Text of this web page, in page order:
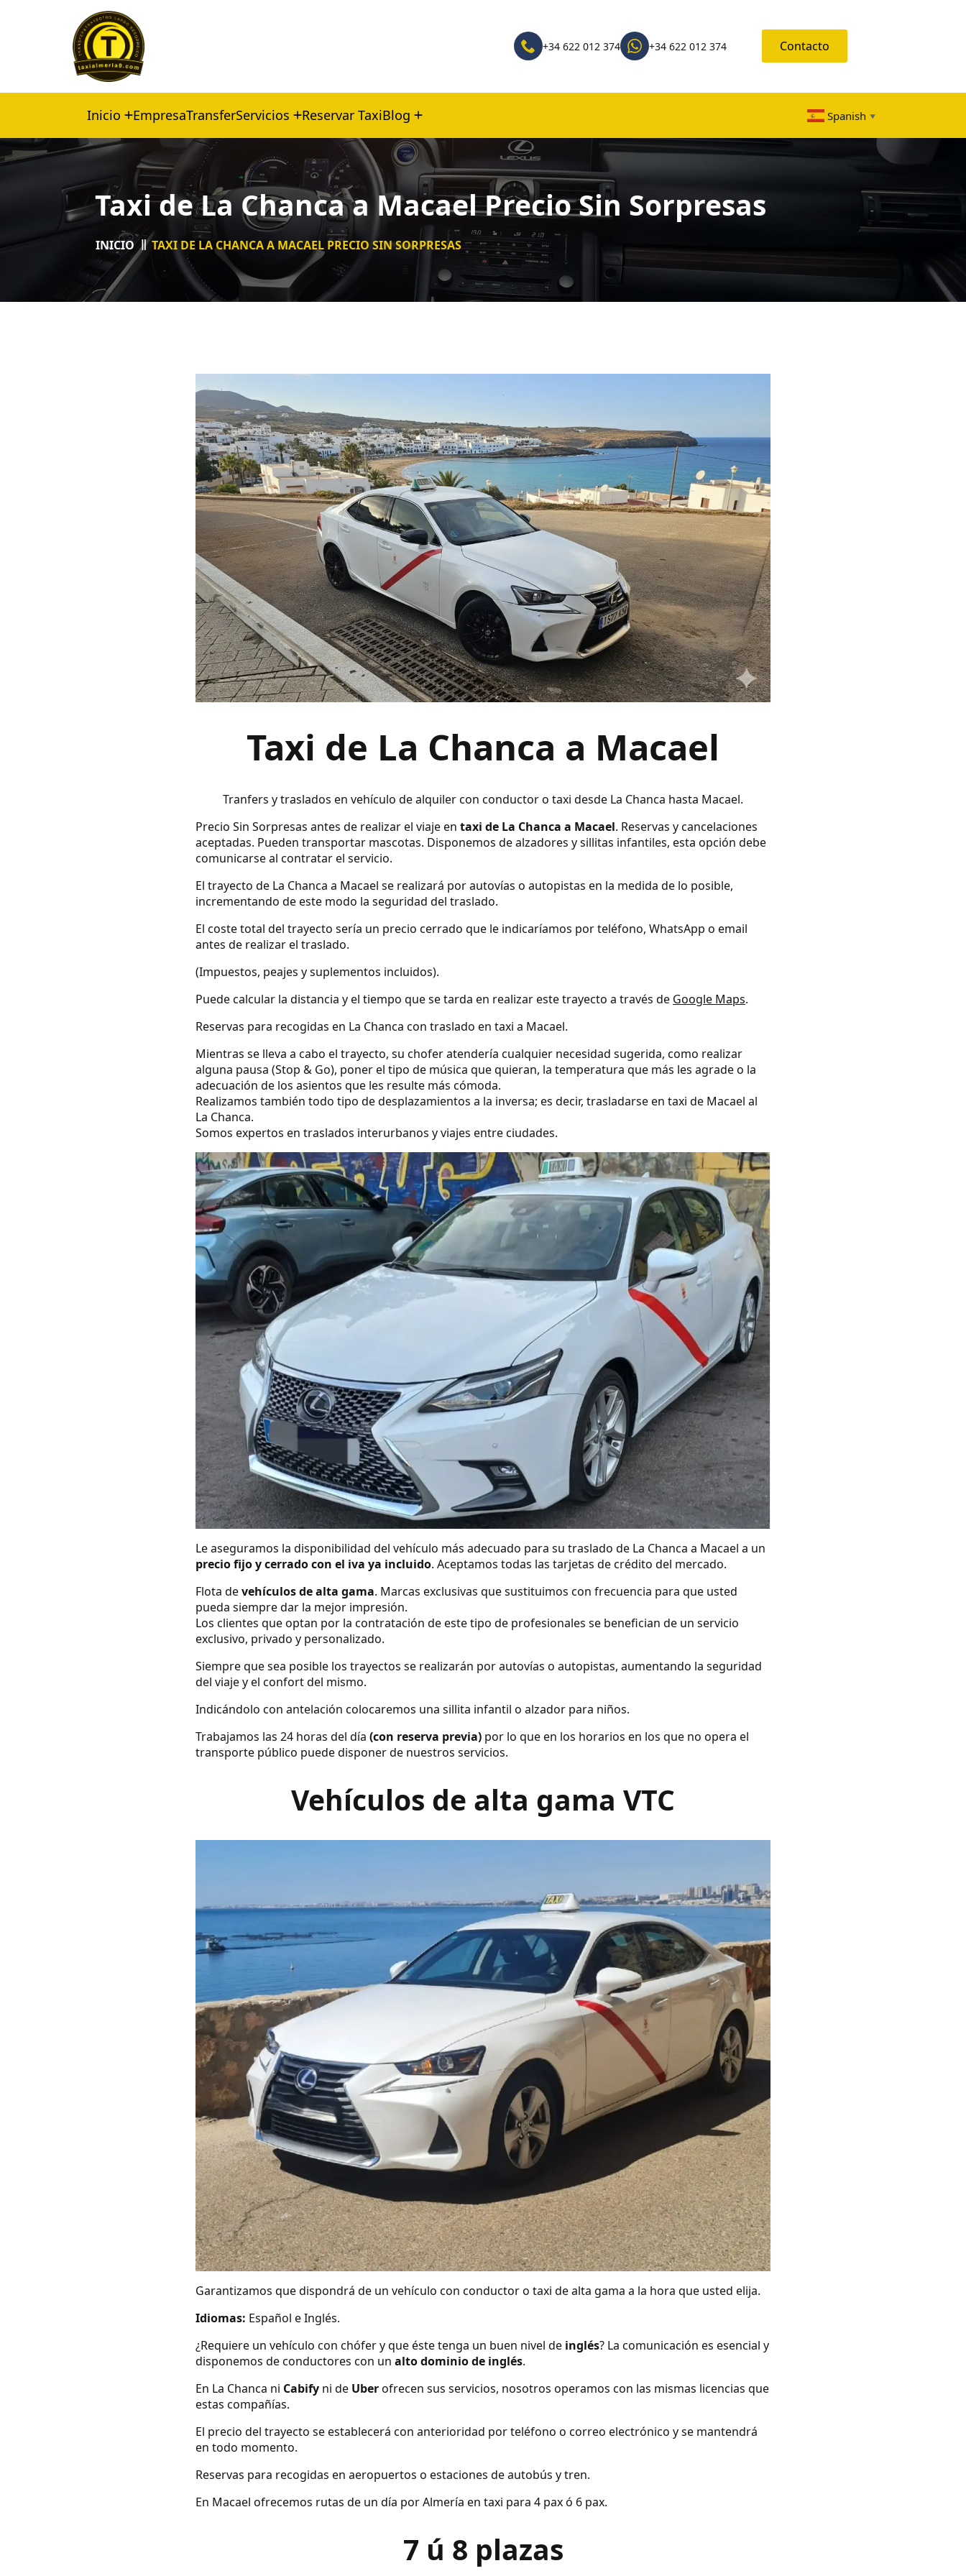
+34 622 012 374 +34 622 012 374 Contacto
Inicio EmpresaTransferServicios Reservar TaxiBlog Spanish ▼
Taxi de La Chanca a Macael Precio Sin Sorpresas
INICIO TAXI DE LA CHANCA A MACAEL PRECIO SIN SORPRESAS
Taxi de La Chanca a Macael
Tranfers y traslados en vehículo de alquiler con conductor o taxi desde La Chanca hasta Macael.
Precio Sin Sorpresas antes de realizar el viaje en taxi de La Chanca a Macael. Reservas y cancelaciones
aceptadas. Pueden transportar mascotas. Disponemos de alzadores y sillitas infantiles, esta opción debe
comunicarse al contratar el servicio.
El trayecto de La Chanca a Macael se realizará por autovías o autopistas en la medida de lo posible,
incrementando de este modo la seguridad del traslado.
El coste total del trayecto sería un precio cerrado que le indicaríamos por teléfono, WhatsApp o email
antes de realizar el traslado.
(Impuestos, peajes y suplementos incluidos).
Puede calcular la distancia y el tiempo que se tarda en realizar este trayecto a través de Google Maps.
Reservas para recogidas en La Chanca con traslado en taxi a Macael.
Mientras se lleva a cabo el trayecto, su chofer atendería cualquier necesidad sugerida, como realizar
alguna pausa (Stop & Go), poner el tipo de música que quieran, la temperatura que más les agrade o la
adecuación de los asientos que les resulte más cómoda.
Realizamos también todo tipo de desplazamientos a la inversa; es decir, trasladarse en taxi de Macael al
La Chanca.
Somos expertos en traslados interurbanos y viajes entre ciudades.
Le aseguramos la disponibilidad del vehículo más adecuado para su traslado de La Chanca a Macael a un
precio fijo y cerrado con el iva ya incluido. Aceptamos todas las tarjetas de crédito del mercado.
Flota devehículos de alta gama. Marcas exclusivas que sustituimos con frecuencia para que usted
pueda siempre dar la mejor impresión.
Los clientes que optan por la contratación de este tipo de profesionales se benefician de un servicio
exclusivo, privado y personalizado.
Siempre que sea posible los trayectos se realizarán por autovías o autopistas, aumentando la seguridad
del viaje y el confort del mismo.
Indicándolo con antelación colocaremos una sillita infantil o alzador para niños.
Trabajamos las 24 horas del día (con reserva previa) por lo que en los horarios en los que no opera el
transporte público puede disponer de nuestros servicios.
Vehículos de alta gama VTC
Garantizamos que dispondrá de un vehículo con conductor o taxi de alta gama a la hora que usted elija.
Idiomas: Español e Inglés.
¿Requiere un vehículo con chófer y que éste tenga un buen nivel de inglés? La comunicación es esencial y
disponemos de conductores con un alto dominio de inglés.
En La Chanca ni Cabify ni de Uberofrecen sus servicios, nosotros operamos con las mismas licencias que
estas compañías.
El precio del trayecto se establecerá con anterioridad por teléfono o correo electrónico y se mantendrá
en todo momento.
Reservas para recogidas en aeropuertos o estaciones de autobús y tren.
En Macael ofrecemos rutas de un día por Almería en taxi para 4 pax ó 6 pax.
7 ú 8 plazas